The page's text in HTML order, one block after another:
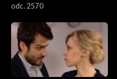
odc. 2570